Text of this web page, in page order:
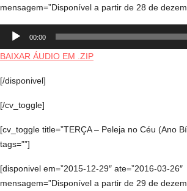
mensagem=”Disponível a partir de 28 de
Tocador
áudio
00:00
BAIXAR ÁUDIO EM .ZIP
[/disponivel]
[/cv_toggle]
[cv_toggle title=”TERÇA – Peleja no Céu (Ano
tags=””]
[disponivel em=”2015-12-29″ ate=”2016-03-26″
mensagem=”Disponível a partir de 29 de